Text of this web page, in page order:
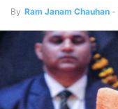
By Ram Janam Chauhan -